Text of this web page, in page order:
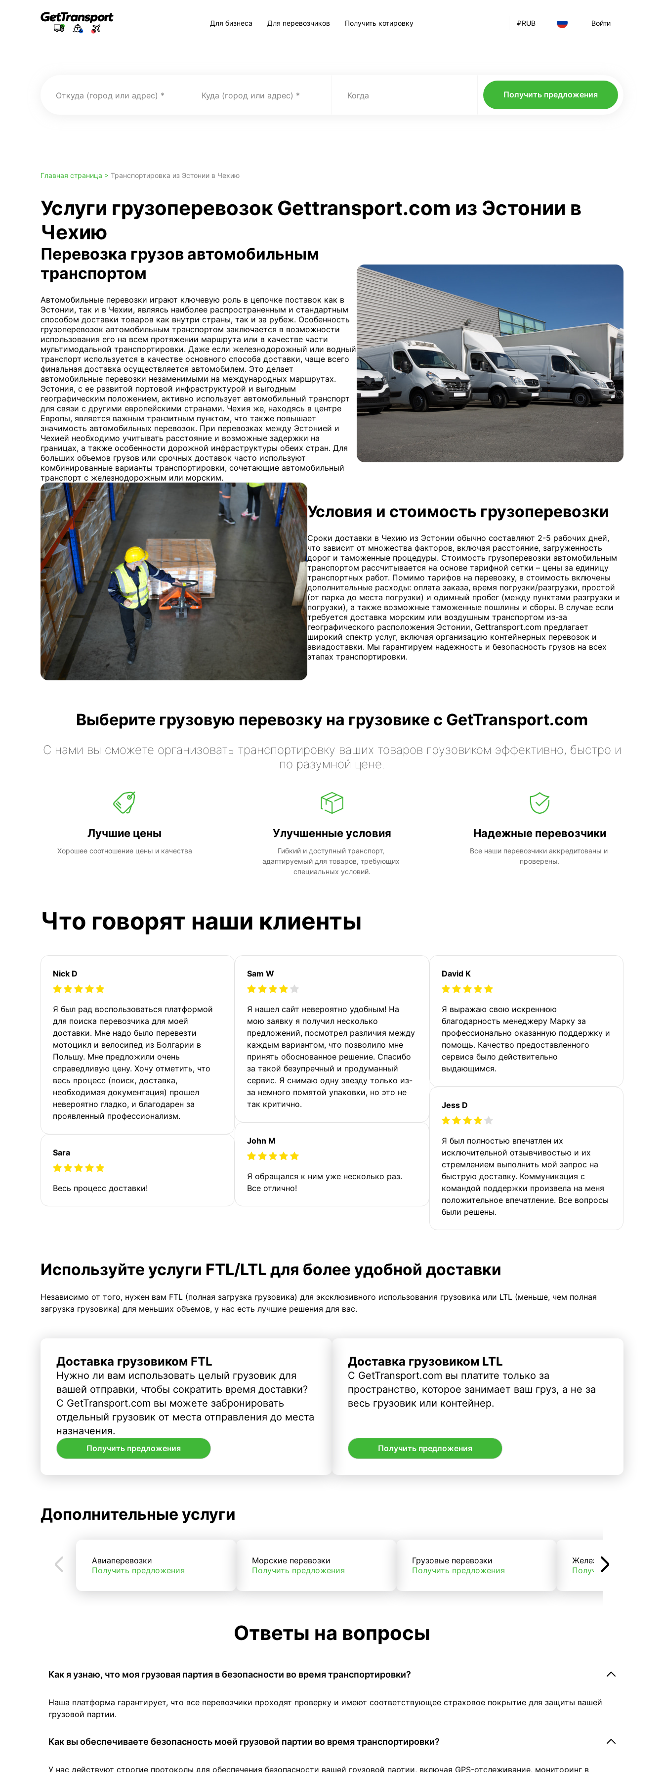
₽RUB Войти
Для бизнеса Для перевозчиков Получить котировку
Откуда (город или адрес) Куда (город или адрес) Когда Получить предложения
Главная страница > Транспортировка из Эстонии в Чехию
Услуги грузоперевозок Gettransport.com из Эстонии в
Чехию
Перевозка грузов автомобильным
транспортом
Автомобильные перевозки играют ключевую роль в цепочке поставок как в
Эстонии, так и в Чехии, являясь наиболее распространенным и стандартным
способом доставки товаров как внутри страны, так и за рубеж. Особенность
грузоперевозок автомобильным транспортом заключается в возможности
использования его на всем протяжении маршрута или в качестве части
мультимодальной транспортировки. Даже если железнодорожный или водный
транспорт используется в качестве основного способа доставки, чаще всего
финальная доставка осуществляется автомобилем. Это делает
автомобильные перевозки незаменимыми на международных маршрутах.
Эстония, с ее развитой портовой инфраструктурой и выгодным
географическим положением, активно использует автомобильный транспорт
для связи с другими европейскими странами. Чехия же, находясь в центре
Европы, является важным транзитным пунктом, что также повышает
значимость автомобильных перевозок. При перевозках между Эстонией и
Чехией необходимо учитывать расстояние и возможные задержки на
границах, а также особенности дорожной инфраструктуры обеих стран. Для
больших объемов грузов или срочных доставок часто используют
комбинированные варианты транспортировки, сочетающие автомобильный
транспорт с железнодорожным или морским.
Условия и стоимость грузоперевозки
Сроки доставки в Чехию из Эстонии обычно составляют 2-5 рабочих дней,
что зависит от множества факторов, включая расстояние, загруженность
дорог и таможенные процедуры. Стоимость грузоперевозки автомобильным
транспортом рассчитывается на основе тарифной сетки – цены за единицу
транспортных работ. Помимо тарифов на перевозку, в стоимость включены
дополнительные расходы: оплата заказа, время погрузки/разгрузки, простой
(от парка до места погрузки) и одимный пробег (между пунктами разгрузки и
погрузки), а также возможные таможенные пошлины и сборы. В случае если
требуется доставка морским или воздушным транспортом из-за
географического расположения Эстонии, Gettransport.com предлагает
широкий спектр услуг, включая организацию контейнерных перевозок и
авиадоставки. Мы гарантируем надежность и безопасность грузов на всех
этапах транспортировки.
Выберите грузовую перевозку на грузовике с GetTransport.com
С нами вы сможете организовать транспортировку ваших товаров грузовиком эффективно, быстро и
по разумной цене.
Лучшие цены
Хорошее соотношение цены и качества
Улучшенные условия
Гибкий и доступный транспорт,
адаптируемый для товаров, требующих
специальных условий.
Надежные перевозчики
Все наши перевозчики аккредитованы и
проверены.
Что говорят наши клиенты
Nick D
Я был рад воспользоваться платформой
для поиска перевозчика для моей
доставки. Мне надо было перевезти
мотоцикл и велосипед из Болгарии в
Польшу. Мне предложили очень
справедливую цену. Хочу отметить, что
весь процесс (поиск, доставка,
необходимая документация) прошел
невероятно гладко, и благодарен за
проявленный профессионализм.
Sara
Весь процесс доставки!
Sam W
Я нашел сайт невероятно удобным! На
мою заявку я получил несколько
предложений, посмотрел различия между
каждым вариантом, что позволило мне
принять обоснованное решение. Спасибо
за такой безупречный и продуманный
сервис. Я снимаю одну звезду только из-
за немного помятой упаковки, но это не
так критично.
John M
Я обращался к ним уже несколько раз.
Все отлично!
David K
Я выражаю свою искреннюю
благодарность менеджеру Марку за
профессионально оказанную поддержку и
помощь. Качество предоставленного
сервиса было действительно
выдающимся.
Jess D
Я был полностью впечатлен их
исключительной отзывчивостью и их
стремлением выполнить мой запрос на
быструю доставку. Коммуникация с
командой поддержки произвела на меня
положительное впечатление. Все вопросы
были решены.
Используйте услуги FTL/LTL для более удобной доставки
Независимо от того, нужен вам FTL (полная загрузка грузовика) для эксклюзивного использования грузовика или LTL (меньше, чем полная
загрузка грузовика) для меньших объемов, у нас есть лучшие решения для вас.
Доставка грузовиком FTL
Нужно ли вам использовать целый грузовик для
вашей отправки, чтобы сократить время доставки?
С GetTransport.com вы можете забронировать
отдельный грузовик от места отправления до места
назначения.
Получить предложения
Доставка грузовиком LTL
С GetTransport.com вы платите только за
пространство, которое занимает ваш груз, а не за
весь грузовик или контейнер.
Получить предложения
Дополнительные услуги
Авиаперевозки
Получить предложения
Морские перевозки
Получить предложения
Грузовые перевозки
Получить предложения
Железнодорожные
Получить
Ответы на вопросы
Как я узнаю, что моя грузовая партия в безопасности во время транспортировки?
Наша платформа гарантирует, что все перевозчики проходят проверку и имеют соответствующее страховое покрытие для защиты вашей
грузовой партии.
Как вы обеспечиваете безопасность моей грузовой партии во время транспортировки?
У нас действуют строгие протоколы для обеспечения безопасности вашей грузовой партии, включая GPS-отслеживание, мониторинг в